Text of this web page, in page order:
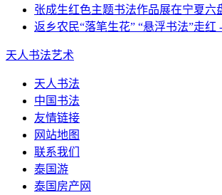
张成生红色主题书法作品展在宁夏六
返乡农民“落笔生花” “悬浮书法”走红
天人书法艺术
天人书法
中国书法
友情链接
网站地图
联系我们
泰国游
泰国房产网